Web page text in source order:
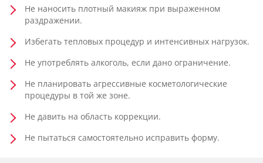
Не наносить плотный макияж при выраженном
раздражении.
Избегать тепловых процедур и интенсивных нагрузок.
Не употреблять алкоголь, если дано ограничение.
Не планировать агрессивные косметологические
процедуры в той же зоне.
Не давить на область коррекции.
Не пытаться самостоятельно исправить форму.